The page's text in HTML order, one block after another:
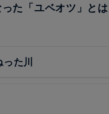
た「ユベオツ」と
た川